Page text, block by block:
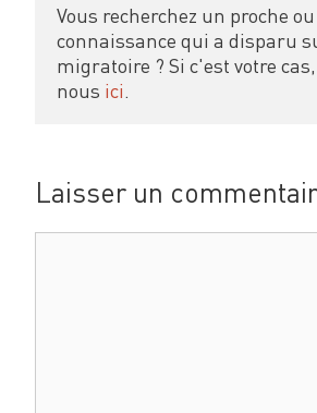
Vous recherchez un proche
connaissance qui a disparu
migratoire ? Si c'est votre
nous ici
Laisser un